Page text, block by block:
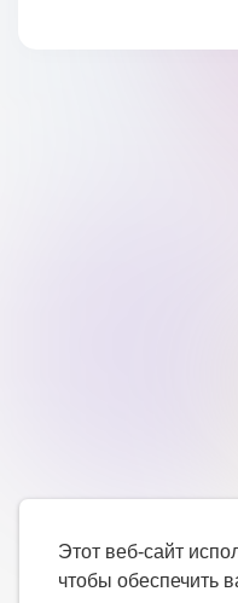
Этот веб-сайт
чтобы обеспечить